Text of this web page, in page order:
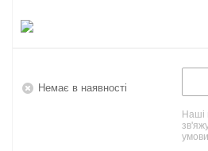
Немає в наявності
Наші